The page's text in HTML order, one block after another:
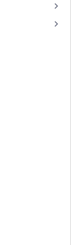
keyboard_arrow_right
keyboard_arrow_right